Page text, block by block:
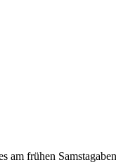
am frühen